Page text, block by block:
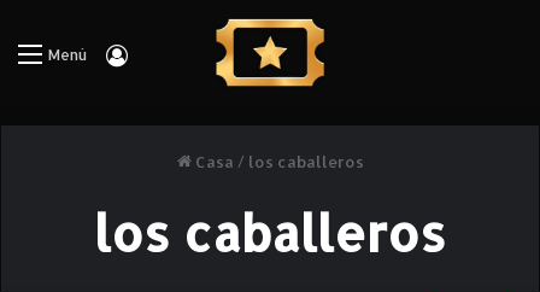
Menú Iniciar Sesión
Casa / los caballeros
los caballeros